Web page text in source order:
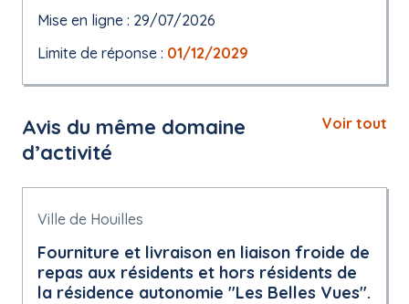
Mise en ligne : 29/07/2026
Limite de réponse : 01/12/2029
Avis du même domaine
d’activité
Voir tout
Ville de Houilles
Fourniture et livraison en liaison froide de
repas aux résidents et hors résidents de
la résidence autonomie "Les Belles Vues".